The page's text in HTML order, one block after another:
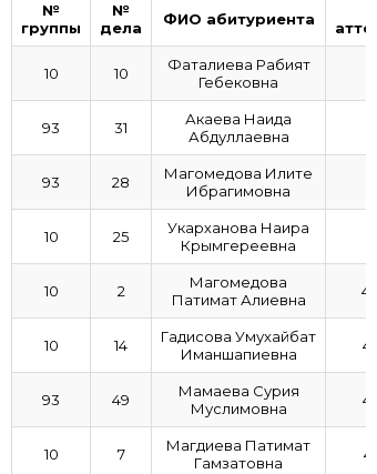
№
группы
№
дела
ФИО абитуриента
10 10
Фаталиева Рабият
Гебековна
93 31
Акаева Наида
Абдуллаевна
93 28
Магомедова Илите
Ибрагимовна
10 25
Укарханова Наира
Крымгереевна
10 2
Магомедова
Патимат Алиевна
10 14
Гадисова Умухайбат
Иманшапиевна
93 49
Мамаева Сурия
Муслимовна
10 7
Магдиева Патимат
Гамзатовна